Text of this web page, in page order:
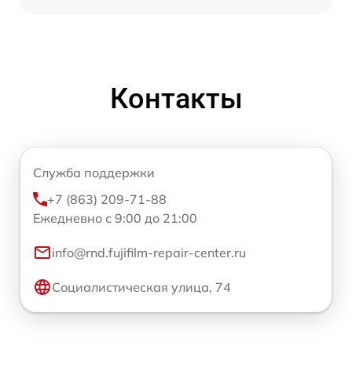
Контакты
Служба поддержки
+7 (863) 209-71-88
Ежедневно с 9:00 до 21:00
info@rnd.fujifilm-repair-center.ru
Социалистическая улица, 74